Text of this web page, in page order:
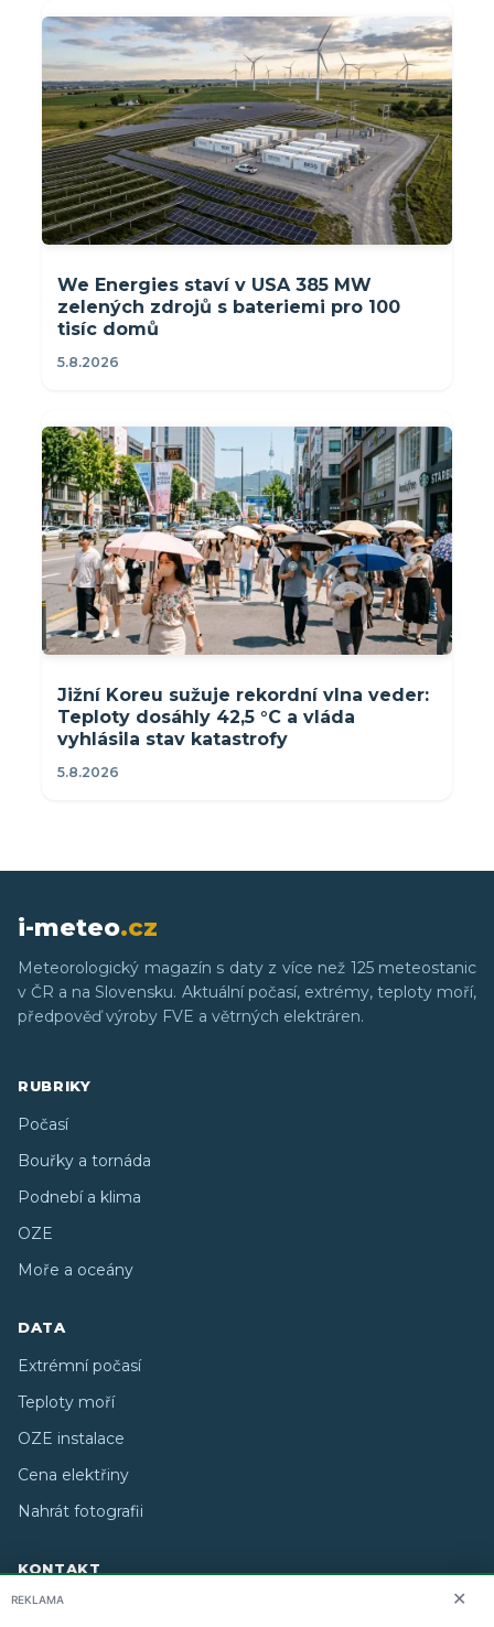
We Energies staví v USA 385 MW
zelených zdrojů s bateriemi pro 100
tisíc domů
5.8.2026
Jižní Koreu sužuje rekordní vlna veder:
Teploty dosáhly 42,5 °C a vláda
vyhlásila stav katastrofy
5.8.2026
i-meteo.cz
Meteorologický magazín s daty z více než 125 meteostanic
v ČR a na Slovensku. Aktuální počasí, extrémy, teploty moří,
předpověď výroby FVE a větrných elektráren.
RUBRIKY
Počasí
Bouřky a tornáda
Podnebí a klima
OZE
Moře a oceány
DATA
Extrémní počasí
Teploty moří
OZE instalace
Cena elektřiny
Nahrát fotografii
KONTAKT
O nás
REKLAMA ✕